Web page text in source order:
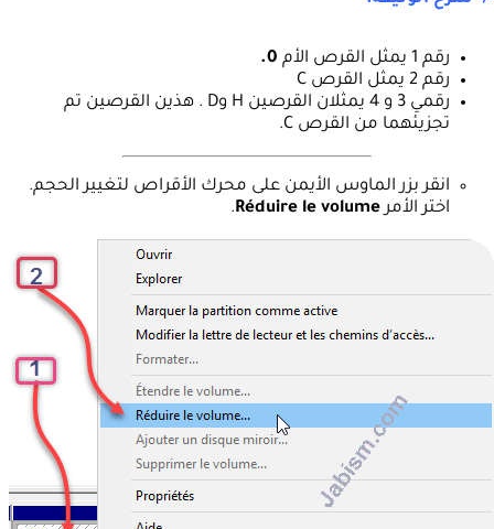
رقم 1 يمثل القرص الأم
0.
رقم 2 يمثل القرص C
رقمي 3 و 4 يمثلان القرصين H وD . هذين القرصين تم
تجزيئهما من القرص C.
انقر بزر الماوس الأيمن على محرك الأقراص لتغيير الحجم.
اختر الأمر Réduire le volume
.